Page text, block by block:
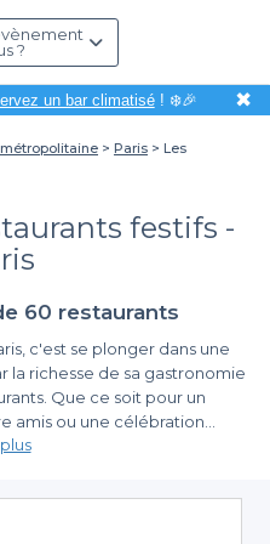
?
un bar climatisé! ❄️🎉 ✖
Paris
Les
festifs -
60 restaurants
c'est se plonger dans une
la richesse de sa gastronomie
Que ce soit pour un
amis ou une célébration
festif est crucial pour
Privateaser entre en jeu.
avec Privateaser
accédez à un large éventail